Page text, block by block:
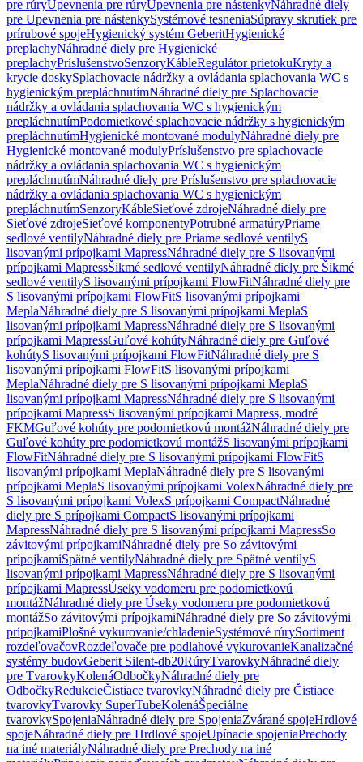
pre rúryUpevnenia pre rúryUpevnenia pre nástenkyNáhradné diely
pre Upevnenia pre nástenkySystémové tesneniaSúpravy skrutiek pre
prírubové spojeHygienický systém GeberitHygienické
preplachyNáhradné diely pre Hygienické
preplachyPríslušenstvoSenzoryKábleRegulátor prietokuKryty a
krycie doskySplachovacie nádržky a ovládania splachovania WC s
hygienickým prepláchnutímNáhradné diely pre Splachovacie
nádržky a ovládania splachovania WC s hygienickým
prepláchnutímPodomietkové splachovacie nádržky s hygienickým
prepláchnutímHygienické montované modulyNáhradné diely pre
Hygienické montované modulyPríslušenstvo pre splachovacie
nádržky a ovládania splachovania WC s hygienickým
prepláchnutímNáhradné diely pre Príslušenstvo pre splachovacie
nádržky a ovládania splachovania WC s hygienickým
prepláchnutímSenzoryKábleSieťové zdrojeNáhradné diely pre
Sieťové zdrojeSieťové komponentyPotrubné armatúryPriame
sedlové ventilyNáhradné diely pre Priame sedlové ventilyS
lisovanými prípojkami MapressNáhradné diely pre S lisovanými
prípojkami MapressŠikmé sedlové ventilyNáhradné diely pre Šikmé
sedlové ventilyS lisovanými prípojkami FlowFitNáhradné diely pre
S lisovanými prípojkami FlowFitS lisovanými prípojkami
MeplaNáhradné diely pre S lisovanými prípojkami MeplaS
lisovanými prípojkami MapressNáhradné diely pre S lisovanými
prípojkami MapressGuľové kohútyNáhradné diely pre Guľové
kohútyS lisovanými prípojkami FlowFitNáhradné diely pre S
lisovanými prípojkami FlowFitS lisovanými prípojkami
MeplaNáhradné diely pre S lisovanými prípojkami MeplaS
lisovanými prípojkami MapressNáhradné diely pre S lisovanými
prípojkami MapressS lisovanými prípojkami Mapress, modré
FKMGuľové kohúty pre podomietkovú montážNáhradné diely pre
Guľové kohúty pre podomietkovú montážS lisovanými prípojkami
FlowFitNáhradné diely pre S lisovanými prípojkami FlowFitS
lisovanými prípojkami MeplaNáhradné diely pre S lisovanými
prípojkami MeplaS lisovanými prípojkami VolexNáhradné diely pre
S lisovanými prípojkami VolexS prípojkami CompactNáhradné
diely pre S prípojkami CompactS lisovanými prípojkami
MapressNáhradné diely pre S lisovanými prípojkami MapressSo
závitovými prípojkamiNáhradné diely pre So závitovými
prípojkamiSpätné ventilyNáhradné diely pre Spätné ventilyS
lisovanými prípojkami MapressNáhradné diely pre S lisovanými
prípojkami MapressÚseky vodomeru pre podomietkovú
montážNáhradné diely pre Úseky vodomeru pre podomietkovú
montážSo závitovými prípojkamiNáhradné diely pre So závitovými
prípojkamiPlošné vykurovanie/chladenieSystémové rúrySortiment
rozdeľovačovRozdeľovače pre podlahové vykurovanieKanalizačné
systémy budovGeberit Silent-db20RúryTvarovkyNáhradné diely
pre TvarovkyKolenáOdbočkyNáhradné diely pre
OdbočkyRedukcieČistiace tvarovkyNáhradné diely pre Čistiace
tvarovkyTvarovky SuperTubeKolenáŠpeciálne
tvarovkySpojeniaNáhradné diely pre SpojeniaZvárané spojeHrdlové
spojeNáhradné diely pre Hrdlové spojeUpínacie spojeniaPrechody
na iné materiályNáhradné diely pre Prechody na iné